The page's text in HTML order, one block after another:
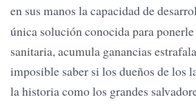
en sus manos la capacidad de
única solución conocida para
sanitaria, acumula ganancias
imposible saber si los dueños de los
la historia como los grandes